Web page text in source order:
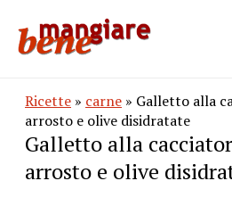
Ricette » carne » Galletto alla
arrosto e olive disidratate
Galletto alla
arrosto e olive